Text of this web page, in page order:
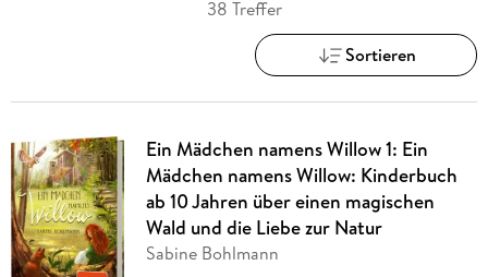
38 Treffer
Sortieren
Ein Mädchen namens Willow 1: Ein
Mädchen namens Willow: Kinderbuch
ab 10 Jahren über einen magischen
Wald und die Liebe zur Natur
Sabine Bohlmann